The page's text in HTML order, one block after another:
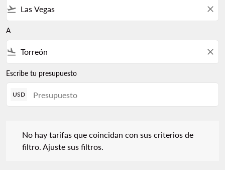
flight_takeoff close
A
flight_land close
Escribe tu presupuesto
USD
No hay tarifas que coincidan con sus criterios de
filtro. Ajuste sus filtros.